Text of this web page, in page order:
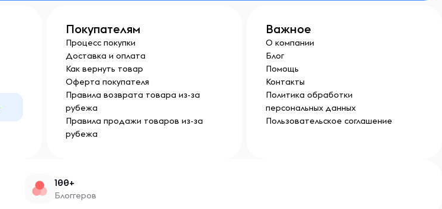
Покупателям
Процесс покупки
Доставка и оплата
Как вернуть товар
Оферта покупателя
Правила возврата товара из-за
рубежа
Правила продажи товаров из-за
рубежа
Важное
О компании
Блог
Помощь
Контакты
Политика обработки
персональных данных
Пользовательское соглашение
100+
Блоггеров